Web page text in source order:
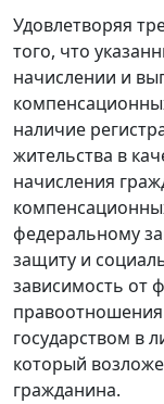
Удовлетворяя
того, что
начислении и
наличие
жительства в
начисления
федеральному
защиту и
зависимость от
государством в
который
гражданина.